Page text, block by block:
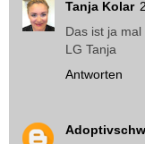
Tanja Kolar
Das ist ja
LG Tanja
Antworten